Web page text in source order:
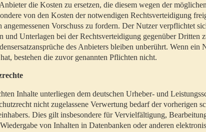
die Kosten zu ersetzen, die diesem wegen der
von den Kosten der notwendigen Rechtsverteidigung
Vorschuss zu fordern. Der Nutzer verpflichtet
und Unterlagen bei der Rechtsverteidigung gegenüber Dritten
des Anbieters bleiben unberührt. Wenn ein
bestehen die zuvor genannten Pflichten nicht.
Inhalte unterliegen dem deutschen Urheber- und
nicht zugelassene Verwertung bedarf der vorherigen
Dies gilt insbesondere für Vervielfältigung,
von Inhalten in Datenbanken oder anderen